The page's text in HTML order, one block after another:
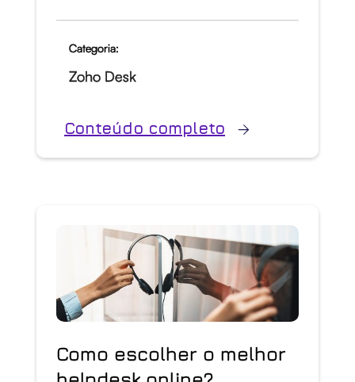
Categoria:
Zoho Desk
Conteúdo completo
Como escolher o melhor